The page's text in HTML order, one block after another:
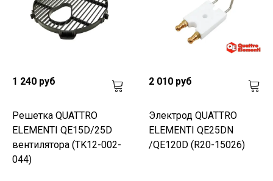
1 240 руб
Решетка QUATTRO
ELEMENTI QE15D/25D
вентилятора (TK12-002-
044)
2 010 руб
Электрод QUATTRO
ELEMENTI QE25DN
/QE120D (R20-15026)